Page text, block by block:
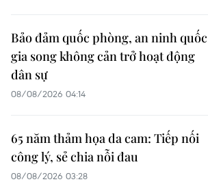
Bảo đảm quốc phòng, an ninh quốc
gia song không cản trở hoạt động
dân sự
08/08/2026 04:14
65 năm thảm họa da cam: Tiếp nối
công lý, sẻ chia nỗi đau
08/08/2026 03:28